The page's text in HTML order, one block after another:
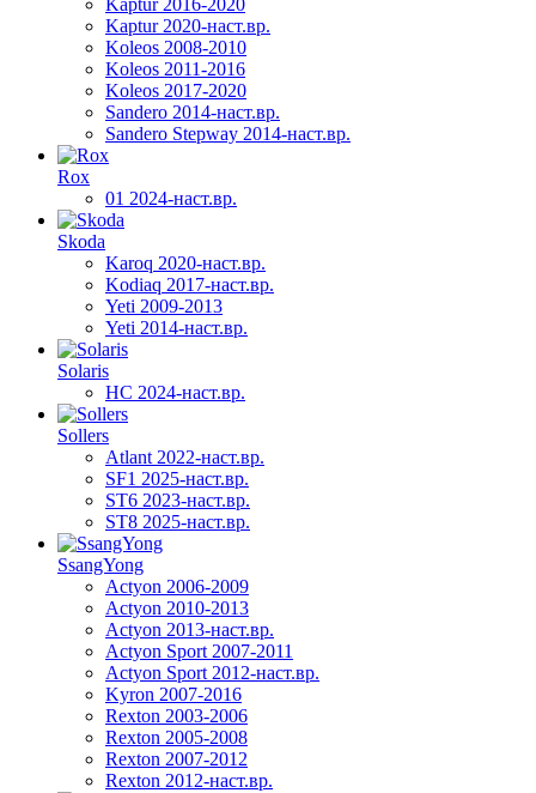
Kaptur 2020-наст.вр.
Koleos 2008-2010
Koleos 2011-2016
Koleos 2017-2020
Sandero 2014-наст.вр.
Sandero Stepway 2014-наст.вр.
Rox
01 2024-наст.вр.
Skoda
Karoq 2020-наст.вр.
Kodiaq 2017-наст.вр.
Yeti 2009-2013
Yeti 2014-наст.вр.
Solaris
HC 2024-наст.вр.
Sollers
Atlant 2022-наст.вр.
SF1 2025-наст.вр.
ST6 2023-наст.вр.
ST8 2025-наст.вр.
SsangYong
Actyon 2006-2009
Actyon 2010-2013
Actyon 2013-наст.вр.
Actyon Sport 2007-2011
Actyon Sport 2012-наст.вр.
Kyron 2007-2016
Rexton 2003-2006
Rexton 2005-2008
Rexton 2007-2012
Rexton 2012-наст.вр.